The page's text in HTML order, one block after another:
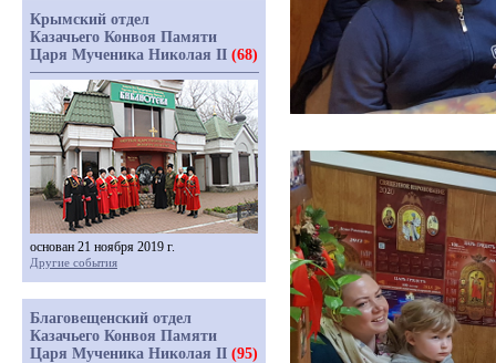
Крымский отдел
Казачьего Конвоя Памяти
Царя Мученика Николая II (68)
основан 21 ноября 2019 г.
Другие события
Благовещенский отдел
Казачьего Конвоя Памяти
Царя Мученика Николая II (95)